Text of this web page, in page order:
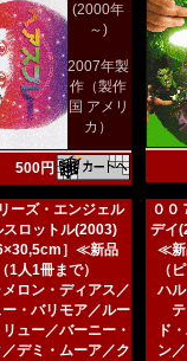
(2000年
～)
2007年製
作（製作
国 アメリ
カ）
500円
ーズ・エンジェル
スロットル(2003)
］≪新品
1人1冊まで）
メロン・ディアス／
ー・バリモア／ルー
ュー／バーニー・
デミ・ムーア／ク
００
デイ
≪新
（
ハ
ド
ン